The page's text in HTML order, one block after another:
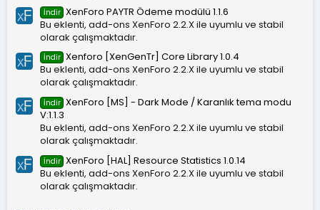
İndir XenForo PAYTR Ödeme modülü 1.1.6
Bu eklenti, add-ons XenForo 2.2.X ile uyumlu ve stabil
olarak çalışmaktadır.
İndir Xenforo [XenGenTr] Core Library 1.0.4
Bu eklenti, add-ons XenForo 2.2.X ile uyumlu ve stabil
olarak çalışmaktadır.
İndir XenForo [MS] - Dark Mode / Karanlık tema modu
V:1.1.3
Bu eklenti, add-ons XenForo 2.2.X ile uyumlu ve stabil
olarak çalışmaktadır.
İndir XenForo [HAL] Resource Statistics 1.0.14
Bu eklenti, add-ons XenForo 2.2.X ile uyumlu ve stabil
olarak çalışmaktadır.